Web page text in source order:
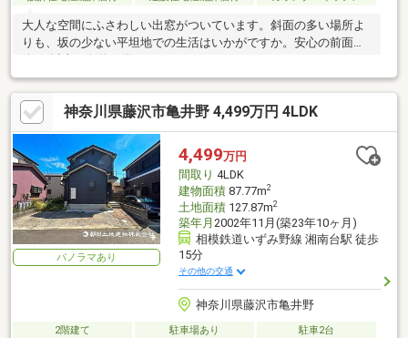
大人な空間にふさわしい出窓がついています。斜面の多い場所よ
りも、坂の少ない平坦地での生活はいかがですか。安心の前面道
神奈川県藤沢市亀井野 4,499万円 4LDK
パノラマあり
4,499万円
間取り 4LDK
建物面積87.77m2
土地面積127.87m2
築年月 2002年11月(築23年10ヶ月)
相模鉄道いずみ野線 湘南台駅 徒歩
15分
その他の交通
神奈川県藤沢市亀井野
2階建て 駐車場あり
駐車2台